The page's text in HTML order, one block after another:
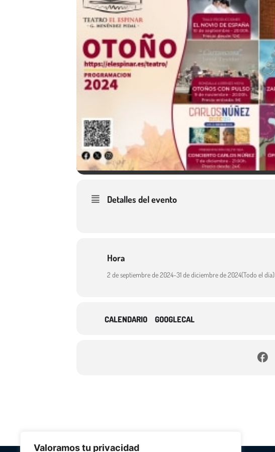
Valoramos tu privacidad
Detalles del evento
Hora
2 de septiembre de 2024-31 de diciembre de 2024(Todo el día)
CALENDARIO GOOGLECAL